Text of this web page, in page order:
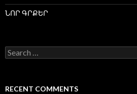
ՆՈՐ ԳՐՔԵՐ
Search
for:
RECENT COMMENTS